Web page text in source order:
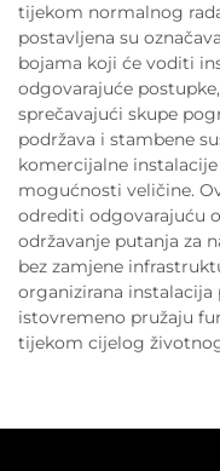
tijekom normalnog
postavljena su
bojama koji će voditi
odgovarajuće
sprečavajući skupe
podržava i stambene
komercijalne
mogućnosti veličine.
odrediti odgovarajuću
održavanje putanja za
bez zamjene
organizirana instalacija
istovremeno pružaju
tijekom cijelog